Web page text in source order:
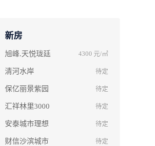
新房
旭峰.天悦珑廷 4300 元/㎡
清河水岸 待定
保亿丽景紫园 待定
汇祥林里3000 待定
安泰城市理想 待定
财信沙滨城市 待定